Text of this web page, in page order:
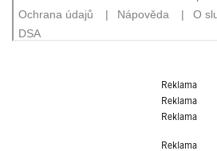
Reklama
Reklama
Reklama
Reklama